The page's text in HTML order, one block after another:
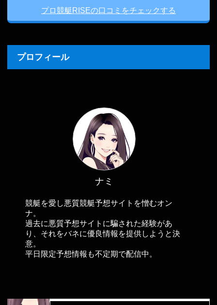
プロ競艇RISEの口コミをチェックする
プロフィール
ナミ
競艇を愛し悪質競艇予想サイトを憎むオン
ナ。
過去に悪質予想サイトに騙された経験があ
り、それをバネに優良情報を提供しようと決
意。
平日限定予想情報も不定期で配信中。